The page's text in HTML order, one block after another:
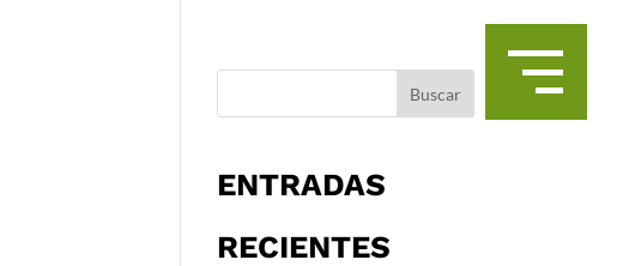
Buscar
ENTRADAS
RECIENTES